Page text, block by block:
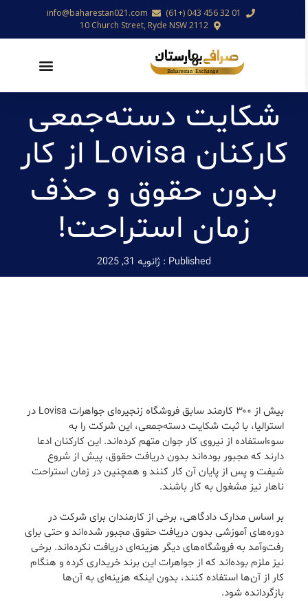
01 32 456 043 (+61)
info@baharestan021.com
10 Church Street, Ryde NSW 2112
شکایت دسته‌جمعی
کارکنان Lovisa از کار
بدون حقوق و حذف
زمان استراحت!
Published : ژانویه 31, 2025
بیش از ۳۰۰ کارمند سابق فروشگاه زنجیره‌ای جواهرات Lovisa در
استرالیا، با ثبت شکایت دسته‌جمعی، این شرکت را به
سوءاستفاده از نیروی کار جوان متهم کرده‌اند. این کارکنان ادعا
دارند که مجبور بوده‌اند بدون دریافت حقوق، پیش از شروع
شیفت و پس از پایان آن کار کنند و همچنین در زمان استراحت
ناهار نیز مشغول به کار باشند.
بر اساس مدارک دادگاهی، برخی از کارمندان برای شرکت در
دوره‌های آموزشی بدون دریافت حقوق مجبور شده‌اند و حتی برای
رفت‌وآمد به فروشگاه‌های دیگر هزینه‌ای دریافت نکرده‌اند. برخی
نیز ملزم بوده‌اند که از جواهرات این برند خریداری کرده و هنگام
کار از آن‌ها استفاده کنند، بدون اینکه هزینه‌ای به آن‌ها
بازگردانده شود.